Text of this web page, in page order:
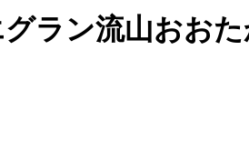
ラン流山おお